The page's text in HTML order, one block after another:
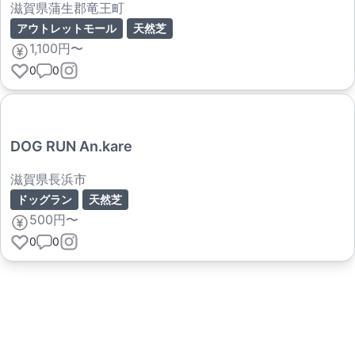
滋賀県蒲生郡竜王町
アウトレットモール 天然芝
1,100円〜
0 0
DOG RUN An.kare
滋賀県長浜市
ドッグラン 天然芝
500円〜
0 0